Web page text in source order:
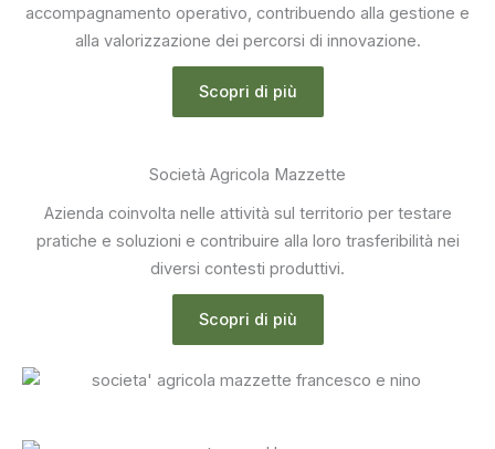
accompagnamento operativo, contribuendo alla gestione e
alla valorizzazione dei percorsi di innovazione.
Scopri di più
Società Agricola Mazzette
Azienda coinvolta nelle attività sul territorio per testare
pratiche e soluzioni e contribuire alla loro trasferibilità nei
diversi contesti produttivi.
Scopri di più